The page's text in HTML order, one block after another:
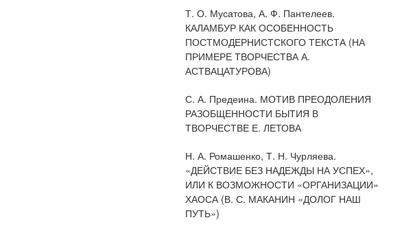
Т. О. Мусатова, А. Ф. Пантелеев.
КАЛАМБУР КАК ОСОБЕННОСТЬ
ПОСТМОДЕРНИСТСКОГО ТЕКСТА (НА
ПРИМЕРЕ ТВОРЧЕСТВА А.
АСТВАЦАТУРОВА)
С. А. Предеина. МОТИВ ПРЕОДОЛЕНИЯ
РАЗОБЩЕННОСТИ БЫТИЯ В
ТВОРЧЕСТВЕ Е. ЛЕТОВА
Н. А. Ромашенко, Т. Н. Чурляева.
«ДЕЙСТВИЕ БЕЗ НАДЕЖДЫ НА УСПЕХ»,
ИЛИ К ВОЗМОЖНОСТИ «ОРГАНИЗАЦИИ»
ХАОСА (В. С. МАКАНИН «ДОЛОГ НАШ
ПУТЬ»)